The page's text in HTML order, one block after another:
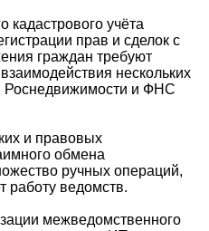
кадастрового учёта
прав и сделок с
граждан требуют
нескольких
Роснедвижимости и ФНС
и правовых
обмена
ручных операций,
работу ведомств.
межведомственного